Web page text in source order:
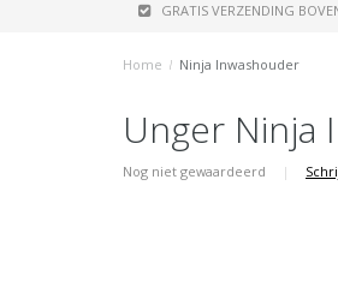
GRATIS VERZENDING
Home / Ninja Inwashouder
Unger Ninja
Nog niet gewaardeerd |